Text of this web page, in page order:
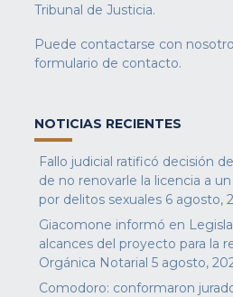
Tribunal de Justicia.
Puede contactarse con
formulario de contacto.
NOTICIAS RECIENTES
Fallo judicial ratificó decisión
de no renovarle la licencia a
por delitos sexuales 6 agosto,
Giacomone informó en
alcances del proyecto para la
Orgánica Notarial 5 agosto,
Comodoro: conformaron